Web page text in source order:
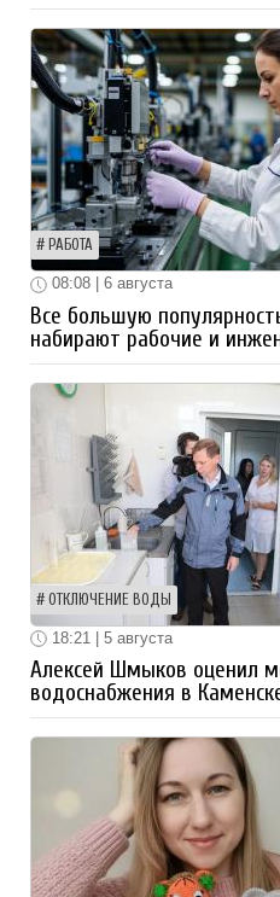
РАБОТА
08:08 | 6 августа
Все большую
набирают рабочие и
ОТКЛЮЧЕНИЕ ВОДЫ
18:21 | 5 августа
Алексей Шмыков оценил
водоснабжения в